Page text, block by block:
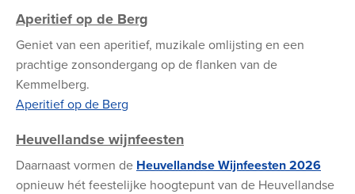
Aperitief op de Berg
Geniet van een aperitief, muzikale omlijsting en een
prachtige zonsondergang op de flanken van de
Kemmelberg.
Aperitief op de Berg
Heuvellandse wijnfeesten
Daarnaast vormen de Heuvellandse Wijnfeesten 2026
opnieuw hét feestelijke hoogtepunt van de Heuvellandse